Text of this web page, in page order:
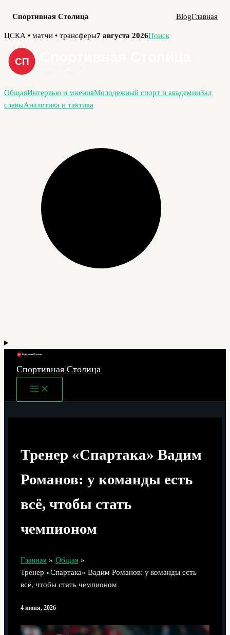
Спортивная Столица BlogГлавная
Перейти
содержимому
ЦСКА • матчи • трансферы7 августа 2026Поиск
ОбщаяИнтервью и мненияМолодежный спорт и академииЗал
славыАналитика и тактика
Спортивная Столица
Main
Menu
Тренер «Спартака» Вадим
Романов: у команды есть
всё, чтобы стать
чемпионом
Главная
Общая
Тренер «Спартака» Вадим Романов: у команды есть
всё, чтобы стать чемпионом
4 июня, 2026